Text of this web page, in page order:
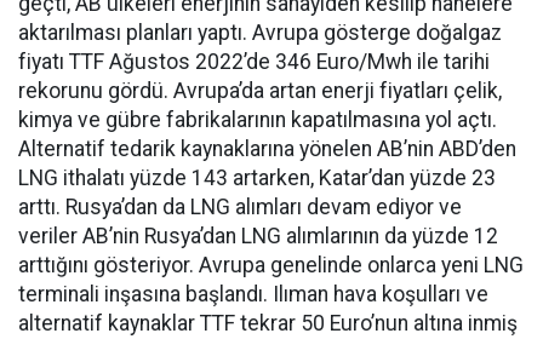
aktarılması planları yaptı. Avrupa gösterge doğalgaz
fiyatı TTF Ağustos 2022’de 346 Euro/Mwh ile tarihi
rekorunu gördü. Avrupa’da artan enerji fiyatları çelik,
kimya ve gübre fabrikalarının kapatılmasına yol açtı.
Alternatif tedarik kaynaklarına yönelen AB’nin ABD’den
LNG ithalatı yüzde 143 artarken, Katar’dan yüzde 23
arttı. Rusya’dan da LNG alımları devam ediyor ve
veriler AB’nin Rusya’dan LNG alımlarının da yüzde 12
arttığını gösteriyor. Avrupa genelinde onlarca yeni LNG
terminali inşasına başlandı. Ilıman hava koşulları ve
alternatif kaynaklar TTF tekrar 50 Euro’nun altına inmiş